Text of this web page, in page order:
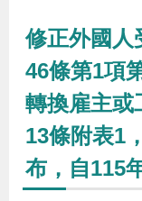
認
識
本
署
訊
修正外國人
46條第1項
轉換雇主或
13條附表1
布，自115